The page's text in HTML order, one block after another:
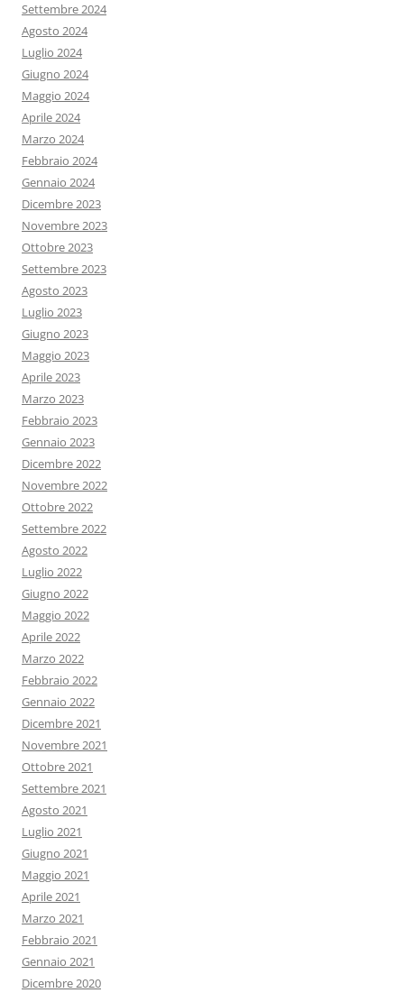
Settembre 2024
Agosto 2024
Luglio 2024
Giugno 2024
Maggio 2024
Aprile 2024
Marzo 2024
Febbraio 2024
Gennaio 2024
Dicembre 2023
Novembre 2023
Ottobre 2023
Settembre 2023
Agosto 2023
Luglio 2023
Giugno 2023
Maggio 2023
Aprile 2023
Marzo 2023
Febbraio 2023
Gennaio 2023
Dicembre 2022
Novembre 2022
Ottobre 2022
Settembre 2022
Agosto 2022
Luglio 2022
Giugno 2022
Maggio 2022
Aprile 2022
Marzo 2022
Febbraio 2022
Gennaio 2022
Dicembre 2021
Novembre 2021
Ottobre 2021
Settembre 2021
Agosto 2021
Luglio 2021
Giugno 2021
Maggio 2021
Aprile 2021
Marzo 2021
Febbraio 2021
Gennaio 2021
Dicembre 2020